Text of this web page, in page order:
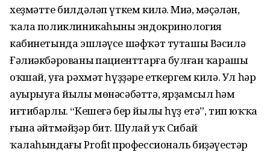
хеҙмәтте билдәләп үткем килә. Миңә, мәҫәлән,
ҡала поликлиникаһының эндокринология
кабинетында эшләүсе шәфҡәт туташы Вәсилә
Ғәлиәкбәрованың пациенттарға булған ҡарашы
оҡшай, уға рәхмәт һүҙҙәре еткергем килә. Ул һәр
ауырыуға йылы мөнәсәбәттә, ярҙамсыл һәм
иғтибарлы. “Кешегә бер йылы һүҙ етә”, тип юҡҡа
ғына әйтмәйҙәр бит. Шулай уҡ Сибай
ҡалаһындағы Profit профессиональ биҙәүестәр